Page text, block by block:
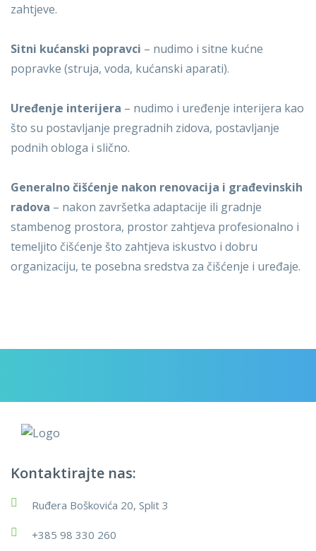
zahtjeve.
Sitni kućanski popravci – nudimo i sitne kućne
popravke (struja, voda, kućanski aparati).
Uređenje interijera – nudimo i uređenje interijera kao
što su postavljanje pregradnih zidova, postavljanje
podnih obloga i slično.
Generalno čišćenje nakon renovacija i građevinskih
radova – nakon završetka adaptacije ili gradnje
stambenog prostora, prostor zahtjeva profesionalno i
temeljito čišćenje što zahtjeva iskustvo i dobru
organizaciju, te posebna sredstva za čišćenje i uređaje.
Kontaktirajte nas:
Ruđera Boškovića 20, Split 3
+385 98 330 260